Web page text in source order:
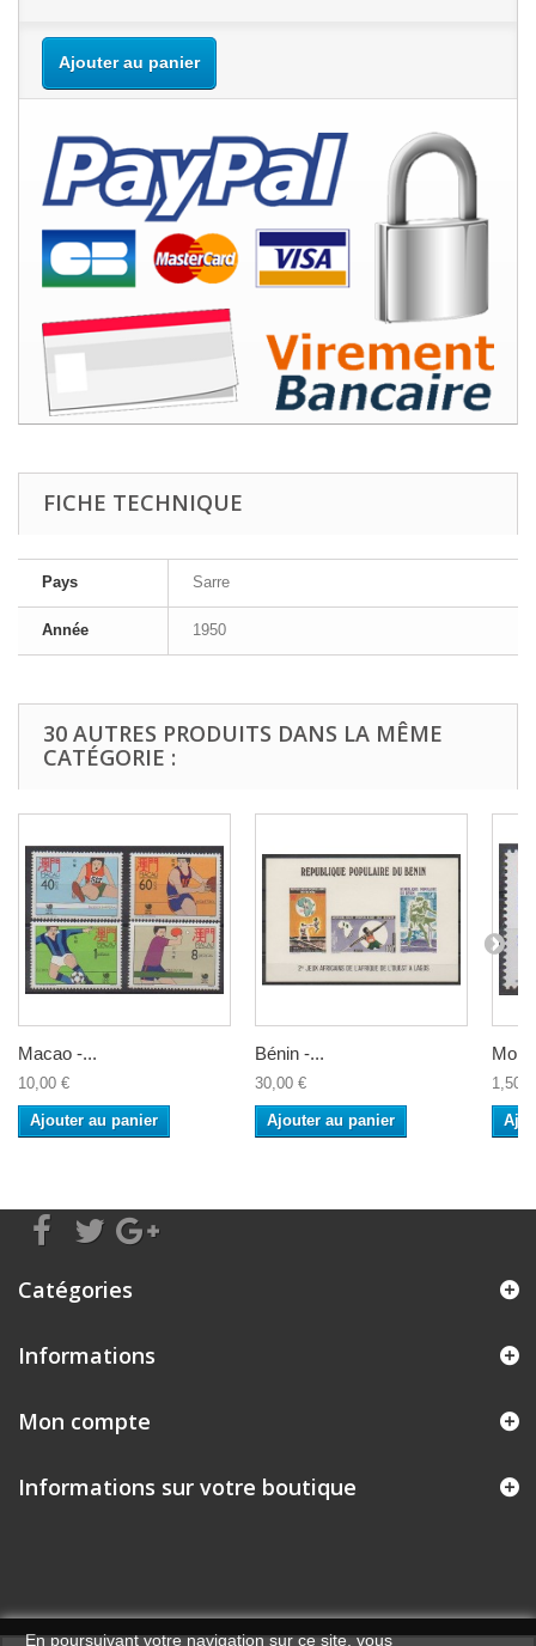
Ajouter au panier
FICHE TECHNIQUE
Pays Sarre
Année 1950
30 AUTRES PRODUITS DANS LA MÊME
CATÉGORIE :
Macao -...
10,00 €
Ajouter au panier
Bénin -...
30,00 €
Ajouter au panier
1,50 €
Catégories
Informations
Mon compte
Informations sur votre boutique
En poursuivant votre navigation sur ce site, vous